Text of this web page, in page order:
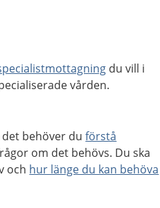
du vill i
vården.
det behöver duförstå
om det behövs. Du ska
och hur länge du kan behöva